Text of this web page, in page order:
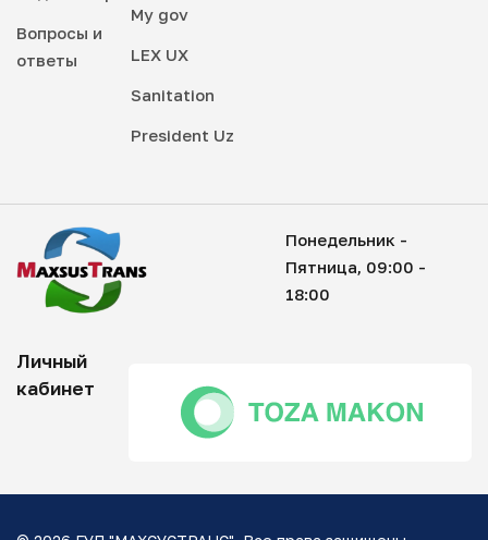
Вопросы и
ответы
My gov
LEX UX
Sanitation
President Uz
Понедельник -
Пятница, 09:00 -
18:00
Личный
кабинет